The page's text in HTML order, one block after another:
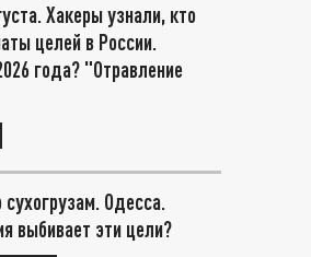
Хакеры узнали, кто
целей в России.
года? "Отравление
Одесса.
выбивает эти цели?